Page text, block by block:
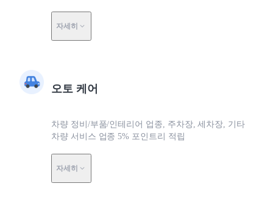
자세히
오토 케어
차량 정비/부품/인테리어 업종, 주차장, 세차장, 기타
차량 서비스 업종 5% 포인트리 적립
자세히